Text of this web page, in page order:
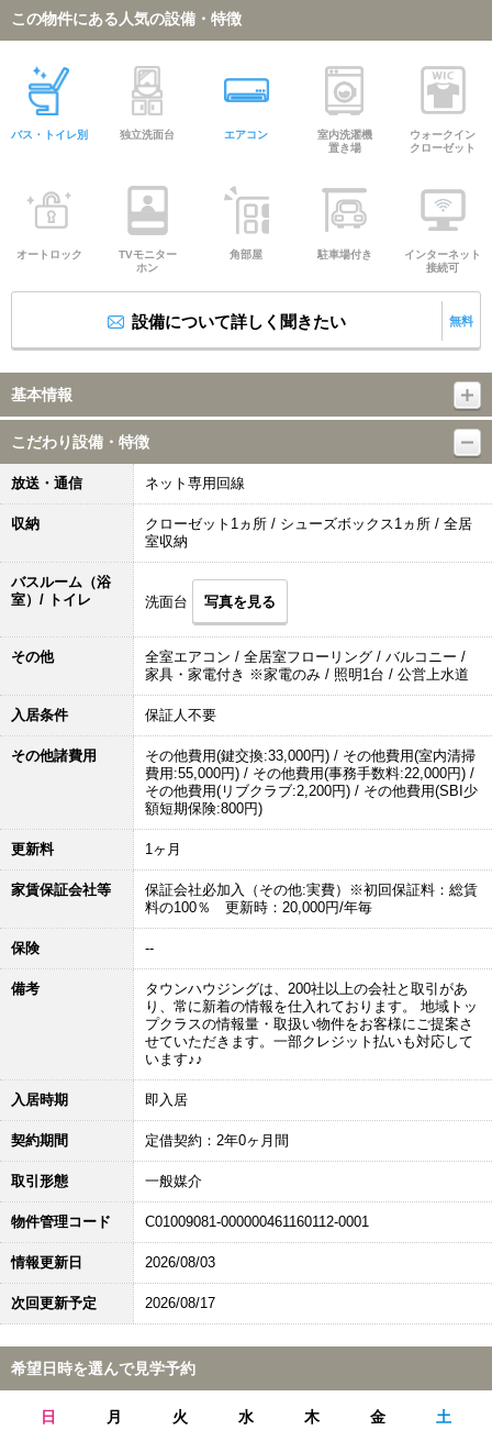
この物件にある人気の設備・特徴
バス・トイレ別 独立洗面台 エアコン
室内洗濯機
置き場
ウォークイン
クローゼット
オートロック
TVモニター
ホン
角部屋 駐車場付き
インターネット
接続可
設備について詳しく聞きたい 無料
基本情報
こだわり設備・特徴
放送・通信 ネット専用回線
収納
クローゼット1ヵ所 / シューズボックス1ヵ所 / 全居
室収納
バスルーム（浴
室）/ トイレ
洗面台 写真を見る
その他
全室エアコン / 全居室フローリング / バルコニー /
家具・家電付き ※家電のみ / 照明1台 / 公営上水道
入居条件 保証人不要
その他諸費用
その他費用(鍵交換:33,000円) / その他費用(室内清掃
費用:55,000円) / その他費用(事務手数料:22,000円) /
その他費用(リブクラブ:2,200円) / その他費用(SBI少
額短期保険:800円)
更新料 1ヶ月
家賃保証会社等
保証会社必加入（その他:実費）※初回保証料：総賃
料の100％ 更新時：20,000円/年毎
保険 --
備考
タウンハウジングは、200社以上の会社と取引があ
り、常に新着の情報を仕入れております。 地域トッ
プクラスの情報量・取扱い物件をお客様にご提案さ
せていただきます。一部クレジット払いも対応して
います♪♪
入居時期 即入居
契約期間 定借契約：2年0ヶ月間
取引形態 一般媒介
物件管理コード C01009081-000000461160112-0001
情報更新日 2026/08/03
次回更新予定 2026/08/17
希望日時を選んで見学予約
日 月 火 水 木 金 土